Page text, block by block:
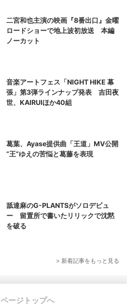
二宮和也主演の映画『8番出口』金曜
ロードショーで地上波初放送 本編
ノーカット
音楽アートフェス「NIGHT HIKE 幕
張」第3弾ラインナップ発表 吉田夜
世、KAIRUIほか40組
葛葉、Ayase提供曲「王道」MV公開
“王”ゆえの苦悩と葛藤を表現
舐達麻のG-PLANTSがソロデビュ
ー 留置所で書いたリリックで沈黙
を破る
> 新着記事をもっと見る
ページトップへ